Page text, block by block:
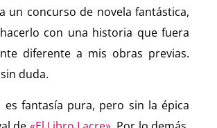
un concurso de novela fantástica,
con una historia que fuera
diferente a mis obras previas.
duda.
es fantasía pura, pero sin la épica